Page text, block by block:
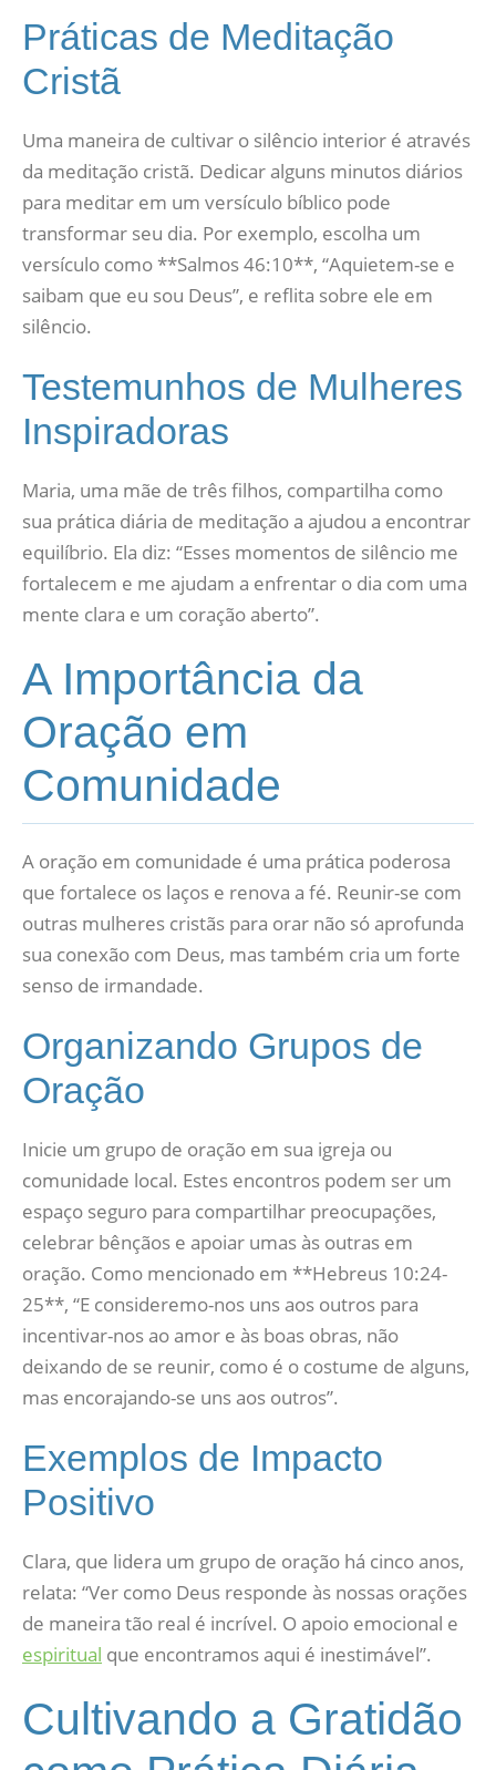
Práticas de Meditação
Cristã
Uma maneira de cultivar o silêncio interior é através
da meditação cristã. Dedicar alguns minutos diários
para meditar em um versículo bíblico pode
transformar seu dia. Por exemplo, escolha um
versículo como **Salmos 46:10**, “Aquietem-se e
saibam que eu sou Deus”, e reflita sobre ele em
silêncio.
Testemunhos de Mulheres
Inspiradoras
Maria, uma mãe de três filhos, compartilha como
sua prática diária de meditação a ajudou a encontrar
equilíbrio. Ela diz: “Esses momentos de silêncio me
fortalecem e me ajudam a enfrentar o dia com uma
mente clara e um coração aberto”.
A Importância da
Oração em
Comunidade
A oração em comunidade é uma prática poderosa
que fortalece os laços e renova a fé. Reunir-se com
outras mulheres cristãs para orar não só aprofunda
sua conexão com Deus, mas também cria um forte
senso de irmandade.
Organizando Grupos de
Oração
Inicie um grupo de oração em sua igreja ou
comunidade local. Estes encontros podem ser um
espaço seguro para compartilhar preocupações,
celebrar bênçãos e apoiar umas às outras em
oração. Como mencionado em **Hebreus 10:24-
25**, “E consideremo-nos uns aos outros para
incentivar-nos ao amor e às boas obras, não
deixando de se reunir, como é o costume de alguns,
mas encorajando-se uns aos outros”.
Exemplos de Impacto
Positivo
Clara, que lidera um grupo de oração há cinco anos,
relata: “Ver como Deus responde às nossas orações
de maneira tão real é incrível. O apoio emocional e
espiritual que encontramos aqui é inestimável”.
Cultivando a Gratidão